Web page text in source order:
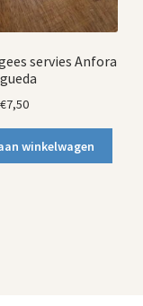
servies Anfora
€7,50
winkelwagen